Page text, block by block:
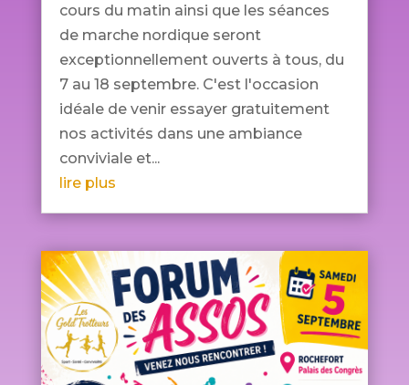
cours du matin ainsi que les séances
de marche nordique seront
exceptionnellement ouverts à tous, du
7 au 18 septembre. C'est l'occasion
idéale de venir essayer gratuitement
nos activités dans une ambiance
conviviale et...
lire plus